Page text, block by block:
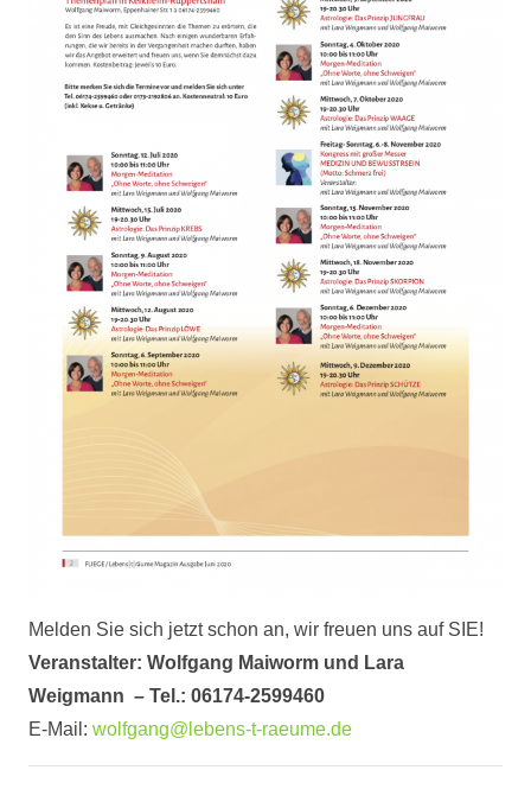
Melden Sie sich jetzt schon an, wir freuen uns auf SIE!
Veranstalter: Wolfgang Maiworm und Lara
Weigmann – Tel.: 06174-2599460
E-Mail: wolfgang@lebens-t-raeume.de